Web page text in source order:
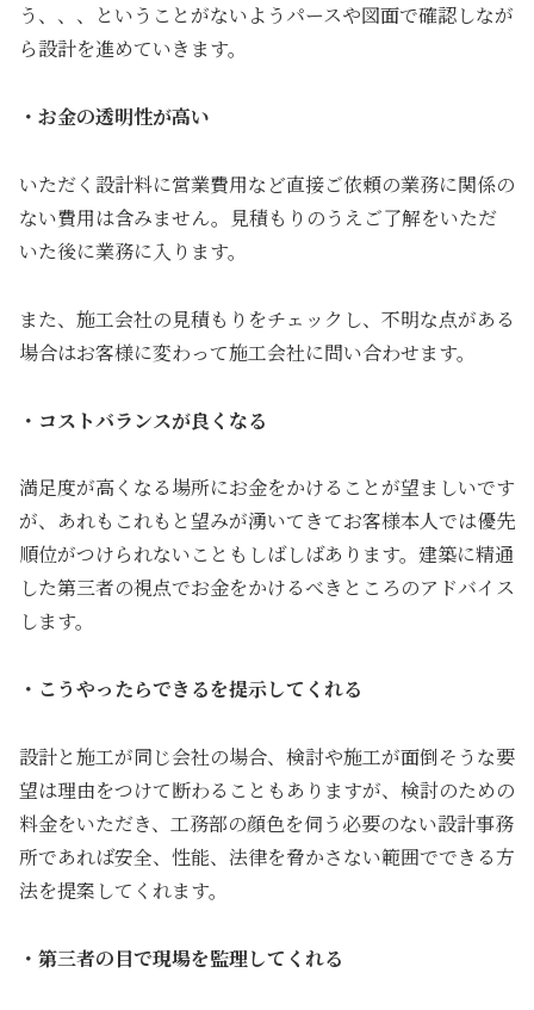
う、、、ということがないようパースや図面で確認しなが
ら設計を進めていきます。
・お金の透明性が高い
いただく設計料に営業費用など直接ご依頼の業務に関係の
ない費用は含みません。見積もりのうえご了解をいただ
いた後に業務に入ります。
また、施工会社の見積もりをチェックし、不明な点がある
場合はお客様に変わって施工会社に問い合わせます。
・コストバランスが良くなる
満足度が高くなる場所にお金をかけることが望ましいです
が、あれもこれもと望みが湧いてきてお客様本人では優先
順位がつけられないこともしばしばあります。建築に精通
した第三者の視点でお金をかけるべきところのアドバイス
します。
・こうやったらできるを提示してくれる
設計と施工が同じ会社の場合、検討や施工が面倒そうな要
望は理由をつけて断わることもありますが、検討のための
料金をいただき、工務部の顔色を伺う必要のない設計事務
所であれば安全、性能、法律を脅かさない範囲でできる方
法を提案してくれます。
・第三者の目で現場を監理してくれる